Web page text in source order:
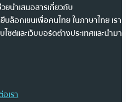
ยนำเสนอสารเกี่ยวกับ
บล็อกเชนเพื่อคนไทย ในภาษาไทย เรา
ต์และเว็บบอร์ดต่างประเทศและนำมา
เรา